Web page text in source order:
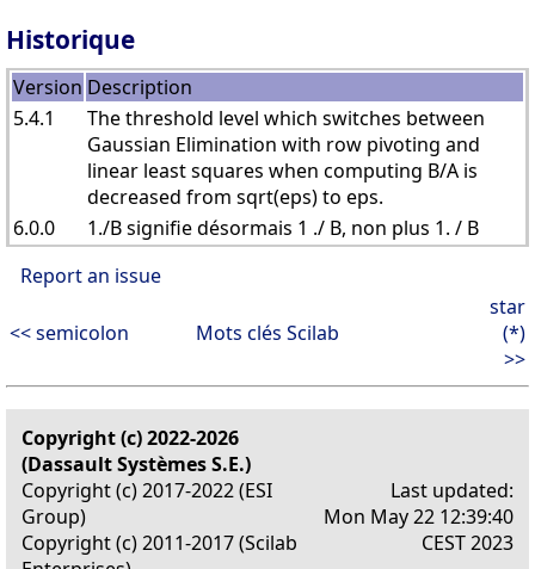
Historique
Version Description
5.4.1
The threshold level which switches between
Gaussian Elimination with row pivoting and
linear least squares when computing B/A is
decreased from sqrt(eps) to eps.
6.0.0
1./B signifie désormais 1 ./ B, non plus 1. / B
Report an issue
<< semicolon Mots clés Scilab
star
(*)
>>
Copyright (c) 2022-2026
(Dassault Systèmes S.E.)
Copyright (c) 2017-2022 (ESI
Group)
Copyright (c) 2011-2017 (Scilab
Last updated:
Mon May 22 12:39:40
CEST 2023